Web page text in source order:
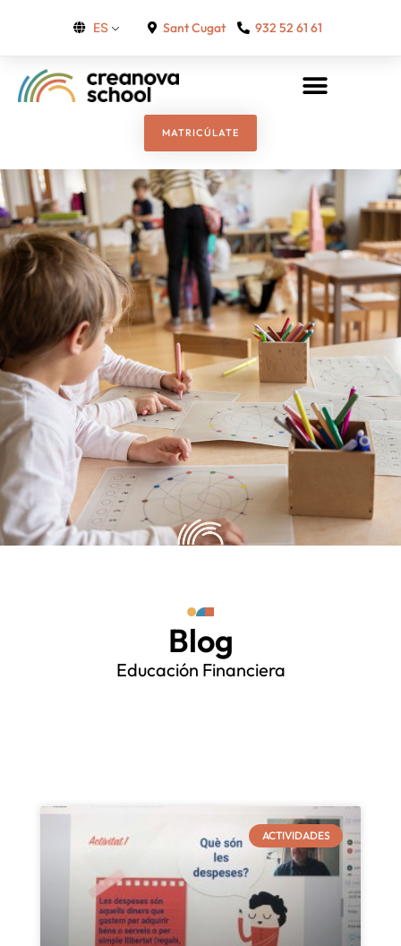
ES Sant Cugat 932 52 61 61
MATRICÚLATE
Blog
Educación Financiera
ACTIVIDADES